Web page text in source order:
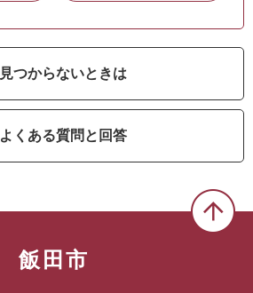
見つからないときは
よくある質問と回答
飯田市